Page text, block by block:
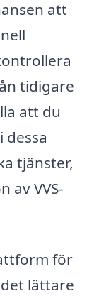
att
tidigare
att du
tjänster,
av VVS-
för
lättare